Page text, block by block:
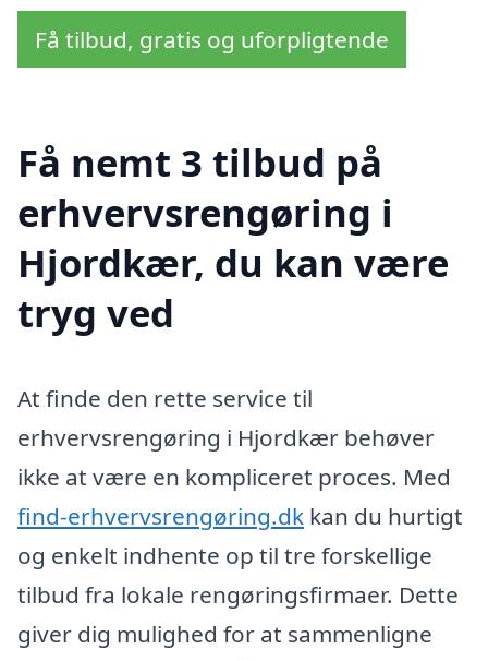
Få tilbud, gratis og uforpligtende
Få nemt 3 tilbud på
erhvervsrengøring i
Hjordkær, du kan være
tryg ved
At finde den rette service til
erhvervsrengøring i Hjordkær behøver
ikke at være en kompliceret proces. Med
find-erhvervsrengøring.dk kan du hurtigt
og enkelt indhente op til tre forskellige
tilbud fra lokale rengøringsfirmaer. Dette
giver dig mulighed for at sammenligne